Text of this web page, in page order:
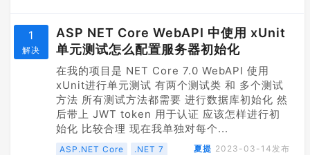
1
解决
ASP NET Core WebAPI 中使用 xUnit
单元测试怎么配置服务器初始化
在我的项目是 NET Core 7.0 WebAPI 使用
xUnit进行单元测试 有两个测试类 和 多个测试
方法 所有测试方法都需要 进行数据库初始化 然
后带上 JWT token 用于认证 应该怎样进行初
始化 比较合理 现在我单独对每个...
ASP.NET Core .NET 7 夏提 2023-03-14发布